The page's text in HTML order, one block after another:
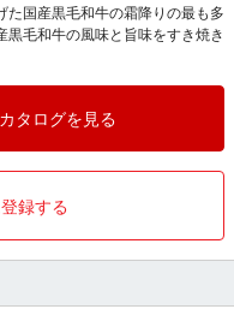
国産黒毛和牛の霜降りの最も多
毛和牛の風味と旨味をすき焼き
タログを見る
録する